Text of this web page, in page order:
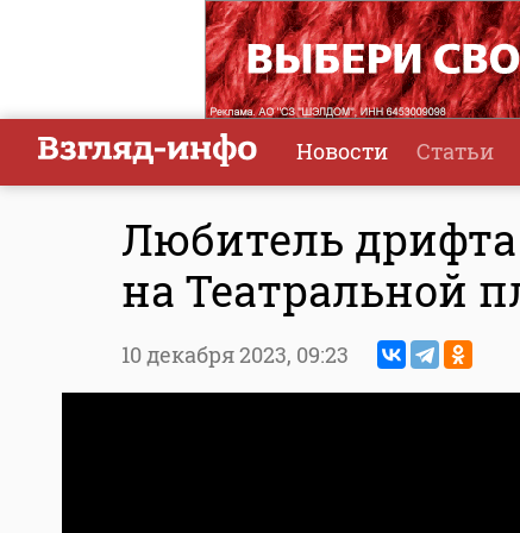
Новости Статьи
Любитель дрифта
на Театральной
10 декабря 2023, 09:23